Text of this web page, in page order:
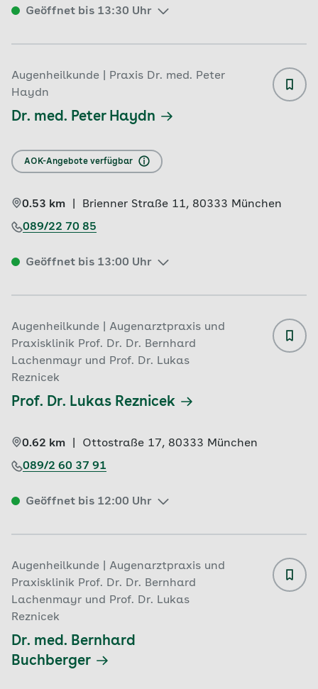
Geöffnet bis 13:30 Uhr
Augenheilkunde | Praxis Dr. med. Peter
Haydn
Dr. med. Peter Haydn
AOK-Angebote verfügbar
0.53 km Brienner Straße 11, 80333 München
089/22 70 85
Geöffnet bis 13:00 Uhr
Augenheilkunde | Augenarztpraxis und
Praxisklinik Prof. Dr. Dr. Bernhard
Lachenmayr und Prof. Dr. Lukas
Reznicek
Prof. Dr. Lukas Reznicek
0.62 km Ottostraße 17, 80333 München
089/2 60 37 91
Geöffnet bis 12:00 Uhr
Augenheilkunde | Augenarztpraxis und
Praxisklinik Prof. Dr. Dr. Bernhard
Lachenmayr und Prof. Dr. Lukas
Reznicek
Dr. med. Bernhard
Buchberger